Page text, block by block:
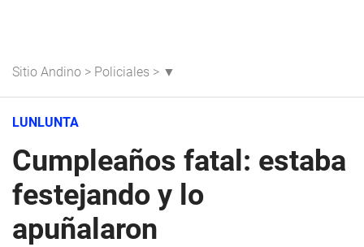
Sitio Andino > Policiales > ▼
LUNLUNTA
Cumpleaños fatal: estaba
festejando y lo
apuñalaron